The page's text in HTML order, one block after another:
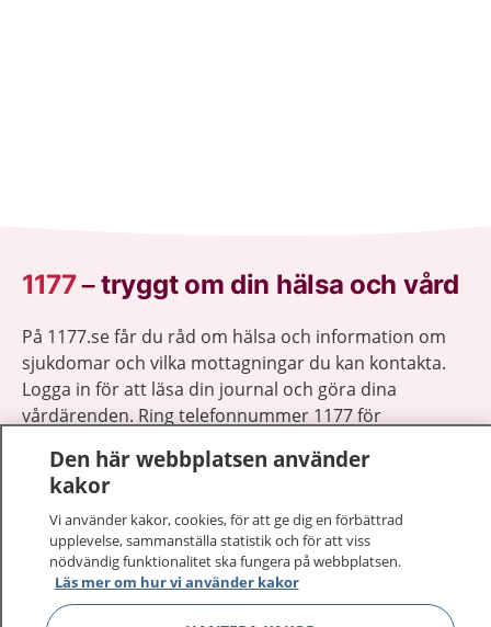
1177–tryggt om din hälsa och vård
På 1177.se får du råd om hälsa och information om
sjukdomar och vilka mottagningar du kan kontakta.
Logga in för att läsa din journal och göra dina
vårdärenden. Ring telefonnummer 1177 för
1177 ger dig råd när du vill må bättre.
1177 på flera språk Visa
Den här webbplatsen använder
kakor
Vi använder kakor, cookies, för att ge dig en förbättrad
upplevelse, sammanställa statistik och för att viss
nödvändig funktionalitet ska fungera på webbplatsen.
Läs mer om hur vi använder kakor